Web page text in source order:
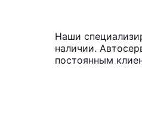
Наши
наличии.
постоянным